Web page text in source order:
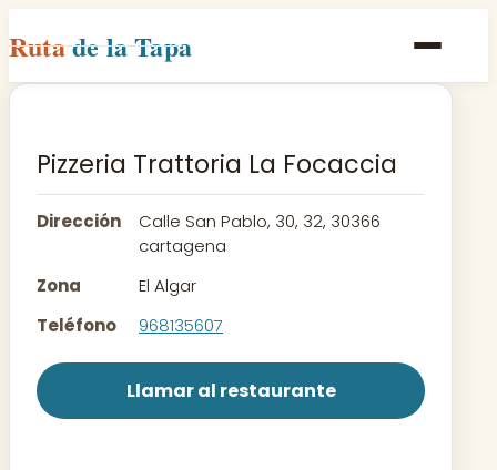
Rutade la Tapa
Inicio
Rutas
Contacto
Pizzeria Trattoria La Focaccia
Dirección
Calle San Pablo, 30, 32, 30366
cartagena
Zona
El Algar
Teléfono
968135607
Llamar al restaurante